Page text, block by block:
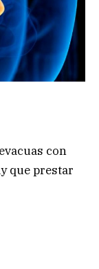
con
que prestar